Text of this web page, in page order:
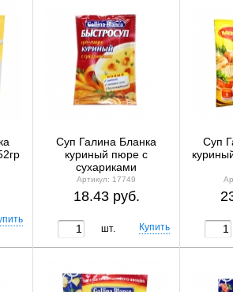
Суп Галина Бланка
куриный пюре с
сухариками
Артикул: 17749
18.43 руб.
шт.
Суп